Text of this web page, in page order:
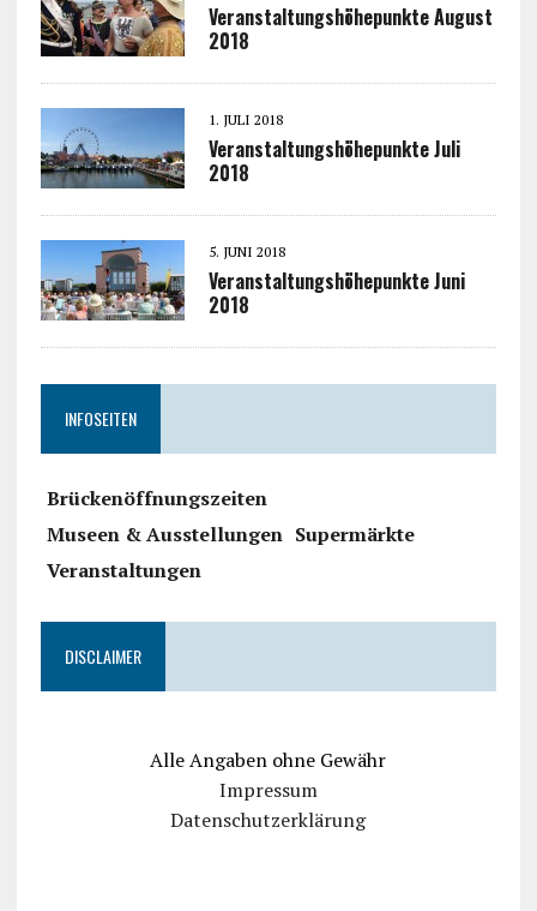
Veranstaltungshöhepunkte August
2018
1. JULI 2018
Veranstaltungshöhepunkte Juli
2018
5. JUNI 2018
Veranstaltungshöhepunkte Juni
2018
INFOSEITEN
Brückenöffnungszeiten
Museen & Ausstellungen Supermärkte
Veranstaltungen
DISCLAIMER
Alle Angaben ohne Gewähr
Impressum
Datenschutzerklärung